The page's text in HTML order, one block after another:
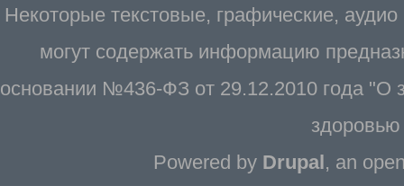
Некоторые текстовые, графические,
могут содержать информацию
основании №436-ФЗ от 29.12.2010 года "О
Powered by Drupal, an